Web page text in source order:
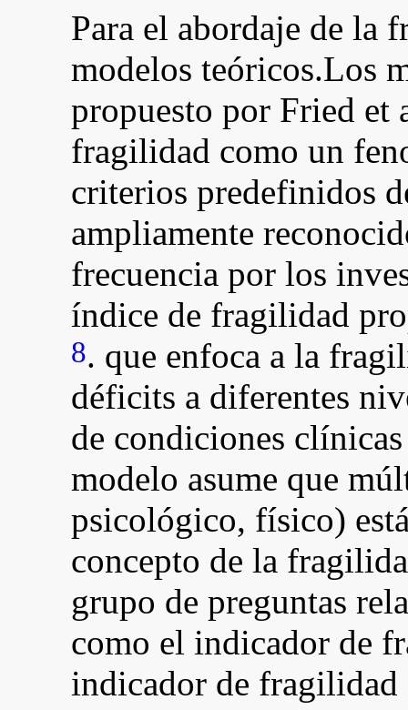
Para el abordaje de la
modelos teóricos.Los
propuesto por Fried et
fragilidad como un
criterios predefinidos
ampliamente
frecuencia por los
índice de fragilidad
8. que enfoca a la
déficits a diferentes
de condiciones
modelo asume que
psicológico, físico)
concepto de la
grupo de preguntas
como el indicador de
indicador de